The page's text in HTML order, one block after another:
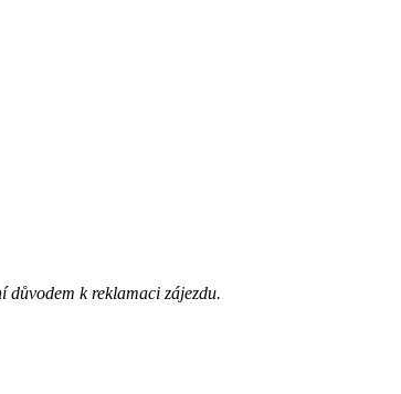
důvodem k reklamaci zájezdu.